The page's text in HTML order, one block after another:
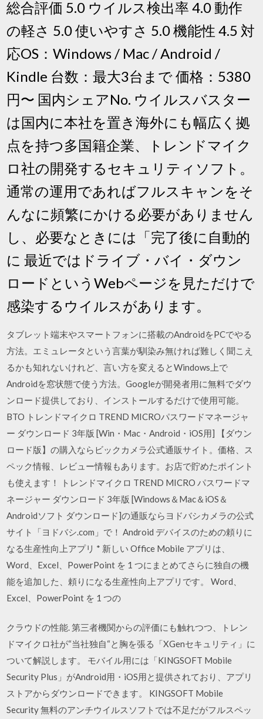
総合評価 5.0 ウイルス検出率 4.0 動作
の軽さ 5.0 使いやすさ 5.0 機能性 4.5 対
応OS：Windows / Mac / Android /
Kindle 台数：最大3台まで 価格：5380
円〜 国内シェアNo. ウイルスバスター
は国内に本社を置き海外にも幅広く拠
点を持つ多国籍企業、トレンドマイク
ロ社の開発するセキュリティソフト。
通常の運用であればフルスキャンをそ
んなに頻繁にかける必要がありません
し、必要なときには「完了後に自動的
に 最近ではドライブ・バイ・ダウン
ロードというWebページを見ただけで
感染するウイルスがあります。
タブレット端末やスマートフォンに搭載のAndroidをPCでやる
方法。エミュレータという言葉が馴染み無ければ難しく聞こえ
るかも知れないけれど、言い方を変えるとWindows上で
Androidを窓状態で使う方法。Googleが開発者用に無料でダウ
ンロード提供しており、インストールするだけで使用可能。
BTO トレンドマイクロ TREND MICROパスワードマネージャ
ー ダウンロード 3年版 [Win・Mac・Android・iOS用] 【ダウン
ロード版】の購入ならビックカメラ公式通販サイト。価格、ス
ペック情報、レビュー情報もあります。お店で貯めたポイント
も使えます！ トレンドマイクロ TREND MICRO パスワードマ
ネージャー ダウンロード 3年版 [Windows＆Mac＆iOS＆
Androidソフト ダウンロード]の通販ならヨドバシカメラの公式
サイト「ヨドバシ.com」で！ Android デバイスのための頼りに
なる生産性向上アプリ * 新しい Office Mobile アプリは、
Word、Excel、PowerPoint を 1 つにまとめてさらに独自の機
能を追加した、頼りになる生産性向上アプリです。 Word、
Excel、PowerPoint を 1 つの
クラウドの性能. 第三者機関からの評価にも触れつつ、トレン
ドマイクロ社が“当社独自“と胸を張る「XGenセキュリティ」に
ついて解説します。 モバイル用には「KINGSOFT Mobile
Security Plus」がAndroid用・iOS用と提供されており、アプリ
ストアからダウンロードできます。 KINGSOFT Mobile
Security 無料のアンチウイルスソフトでは不足だがフルスペッ